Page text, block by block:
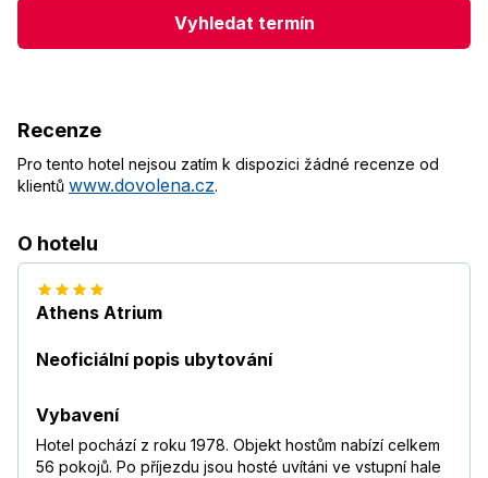
Vyhledat termín
Recenze
Pro tento hotel nejsou zatím k dispozici žádné recenze od
klientů www.dovolena.cz.
O hotelu
Athens Atrium
Neoficiální popis ubytování
Vybavení
Hotel pochází z roku 1978. Objekt hostům nabízí celkem
56 pokojů. Po příjezdu jsou hosté uvítáni ve vstupní hale